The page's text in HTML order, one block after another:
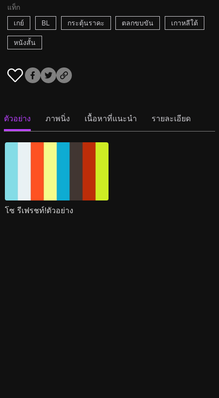
แท็ก
เกย์
BL กระตุ้นราคะ ตลกขบขัน เกาหลีใต้
หนังสั้น
ตัวอย่าง ภาพนิ่ง เนื้อหาที่แนะนำ รายละเอียด
โซ รีเฟรชท์!ตัวอย่าง